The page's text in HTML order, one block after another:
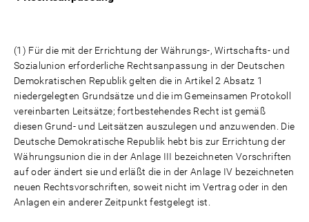
(1) Für die mit der Errichtung der Währungs-, Wirtschafts- und
Sozialunion erforderliche Rechtsanpassung in der Deutschen
Demokratischen Republik gelten die in Artikel 2 Absatz 1
niedergelegten Grundsätze und die im Gemeinsamen Protokoll
vereinbarten Leitsätze; fortbestehendes Recht ist gemäß
diesen Grund- und Leitsätzen auszulegen und anzuwenden. Die
Deutsche Demokratische Republik hebt bis zur Errichtung der
Währungsunion die in der Anlage III bezeichneten Vorschriften
auf oder ändert sie und erläßt die in der Anlage IV bezeichneten
neuen Rechtsvorschriften, soweit nicht im Vertrag oder in den
Anlagen ein anderer Zeitpunkt festgelegt ist.